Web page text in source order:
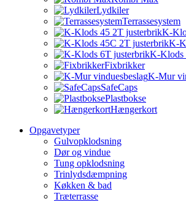
Lydkiler
Terrassesystem
K-
K-
K-Klods
Fixbrikker
K-Mur
SafeCaps
Plastbokse
Hængerkort
Opgavetyper
Gulvopklodsning
Dør og vindue
Tung opklodsning
Trinlydsdæmpning
Køkken & bad
Træterrasse